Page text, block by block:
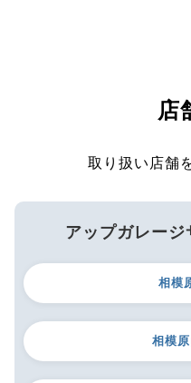
店
取り扱い店舗
アップガレー
相模
相模